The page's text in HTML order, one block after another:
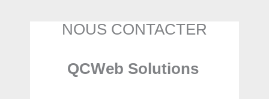
NOUS CONTACTER
QCWeb Solutions